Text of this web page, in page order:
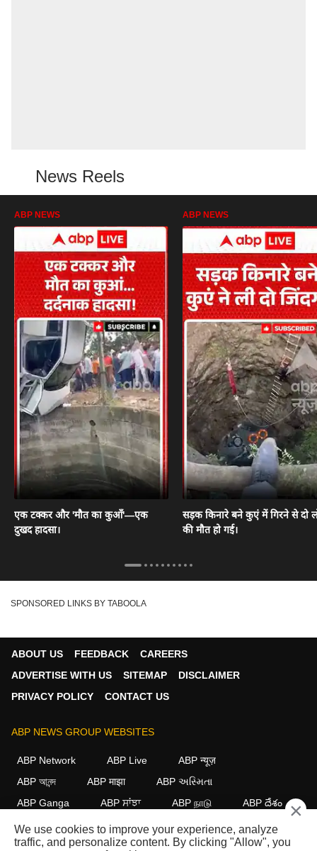
News Reels
ABP NEWS
एक टक्कर और 'मौत का कुआँ'—एक
दुखद हादसा।
ABP NEWS
सड़क किनारे बने कुएं में गिरने से दो
की मौत हो गई।
SPONSORED LINKS BY TABOOLA
ABOUT US FEEDBACK
CAREERS
ADVERTISE WITH US
SITEMAP
DISCLAIMER
PRIVACY POLICY
CONTACT US
ABP NEWS GROUP WEBSITES
ABP Network ABP Live
ABP न्यूज़
ABP আনন্দ
ABP माझा
ABP અસ્મિતા
ABP Ganga
ABP ਸਾਂਝਾ ABP நாடு ABP దేశం
FOLLOW US
×
We use cookies to improve your experience, analyze
traffic, and personalize content. By clicking "Allow", you